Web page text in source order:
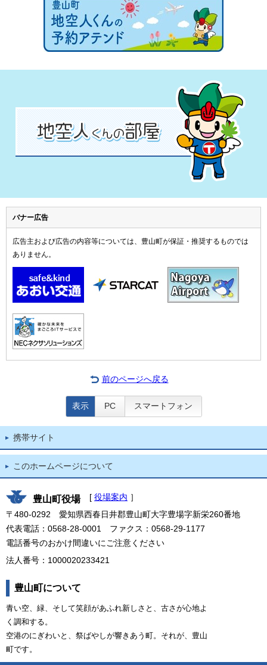
バナー広告
広告主および広告の内容等については、豊山町が保証・推奨するものでは
ありません。
前のページへ戻る
表示 PC スマートフォン
携帯サイト
このホームページについて
豊山町役場 [ 役場案内 ］
〒480-0292 愛知県西春日井郡豊山町大字豊場字新栄260番地
代表電話：0568-28-0001 ファクス：0568-29-1177
電話番号のおかけ間違いにご注意ください
法人番号：1000020233421
豊山町について
青い空、緑、そして笑顔があふれ新しさと、古さが心地よ
く調和する。
空港のにぎわいと、祭ばやしが響きあう町。それが、豊山
町です。